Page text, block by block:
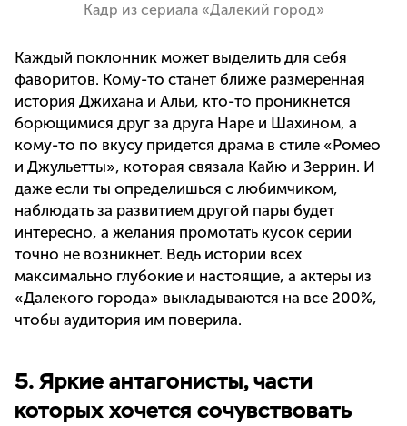
Кадр из сериала «Далекий город»
Каждый поклонник может выделить для себя
фаворитов. Кому-то станет ближе размеренная
история Джихана и Альи, кто-то проникнется
борющимися друг за друга Наре и Шахином, а
кому-то по вкусу придется драма в стиле «Ромео
и Джульетты», которая связала Кайю и Зеррин. И
даже если ты определишься с любимчиком,
наблюдать за развитием другой пары будет
интересно, а желания промотать кусок серии
точно не возникнет. Ведь истории всех
максимально глубокие и настоящие, а актеры из
«Далекого города» выкладываются на все 200%,
чтобы аудитория им поверила.
5. Яркие антагонисты, части
которых хочется сочувствовать